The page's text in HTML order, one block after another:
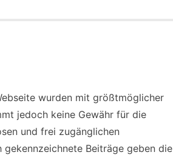
wurden mit größtmöglicher
jedoch keine Gewähr für die
und frei zugänglichen
Beiträge geben die